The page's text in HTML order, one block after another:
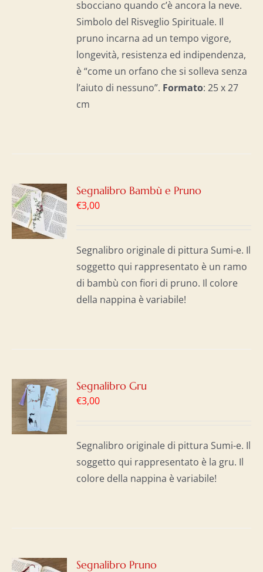
sbocciano quando c’è ancora la neve.
Simbolo del Risveglio Spirituale. Il
pruno incarna ad un tempo vigore,
longevità, resistenza ed indipendenza,
è “come un orfano che si solleva senza
l’aiuto di nessuno”. Formato: 25 x 27
cm
Segnalibro Bambù e Pruno
€3,00
Segnalibro originale di pittura Sumi-e. Il
soggetto qui rappresentato è un ramo
di bambù con fiori di pruno. Il colore
della nappina è variabile!
Segnalibro Gru
€3,00
Segnalibro originale di pittura Sumi-e. Il
soggetto qui rappresentato è la gru. Il
colore della nappina è variabile!
Segnalibro Pruno